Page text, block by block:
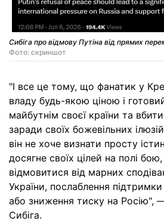
Сибіга про відмову Путіна від прямих
Фото: скриншот
"І все це тому, що фанатик у
владу будь-якою ціною і
майбутнім своєї країни та
заради своїх божевільних
він не хоче визнати просту
досягне своїх цілей на полі
відмовитися від марних
України, послаблення
або зниження тиску на Росію",
Сибіга.